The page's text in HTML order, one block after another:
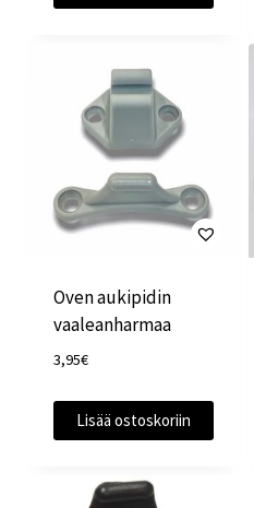
Oven aukipidin
vaaleanharmaa
3,95€
Lisää ostoskoriin